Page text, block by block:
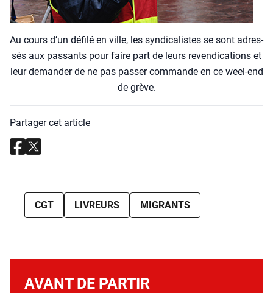
Au cours d’un défi­lé en ville, les syn­di­ca­listes se sont adres­
sés aux pas­sants pour faire part de leurs reven­di­ca­tions et
leur deman­der de ne pas pas­ser com­mande en ce weel-end
de grève.
Partager cet article
CGT LIVREURS MIGRANTS
AVANT DE PARTIR